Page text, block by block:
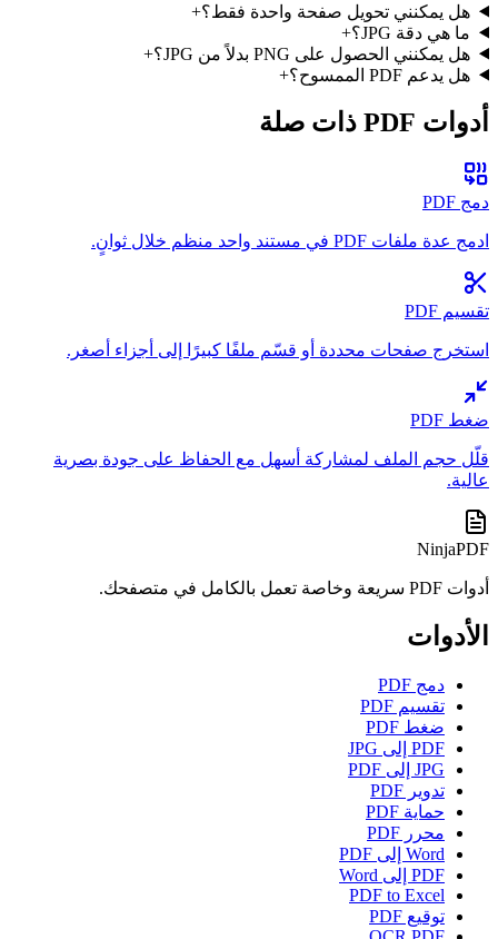
هل يمكنني تحويل صفحة واحدة فقط؟+
ما هي دقة JPG؟
+
هل يمكنني الحصول على PNG بدلاً من JPG؟
+
هل يدعم PDF الممسوح؟
+
أدوات PDF ذات صلة
دمج PDF
ادمج عدة ملفات PDF في مستند واحد منظم خلال ثوانٍ.
تقسيم PDF
استخرج صفحات محددة أو قسّم ملفًا كبيرًا إلى أجزاء أصغر.
ضغط PDF
قلّل حجم الملف لمشاركة أسهل مع الحفاظ على جودة بصرية
عالية.
NinjaPDF
أدوات PDF سريعة وخاصة تعمل بالكامل في متصفحك.
الأدوات
دمج PDF
تقسيم PDF
ضغط PDF
PDF إلى JPG
JPG إلى PDF
تدوير PDF
حماية PDF
محرر PDF
Word إلى PDF
PDF إلى Word
PDF to Excel
توقيع PDF